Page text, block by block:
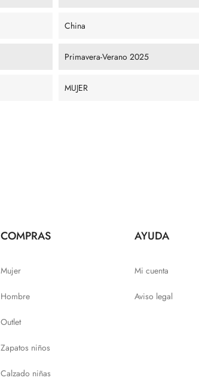
China
Primavera-Verano 2025
MUJER
COMPRAS
Mujer
Hombre
Outlet
Zapatos niños
Calzado niñas
AYUDA
Mi cuenta
Aviso legal